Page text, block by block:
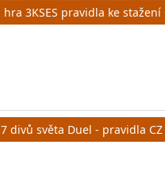
hra 3KSES pravidla ke stažení
7 divů světa Duel - pravidla CZ